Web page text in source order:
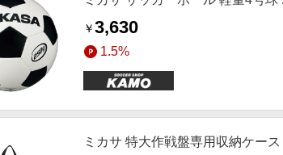
￥3,630
1.5%
ミカサ 特大作戦盤専用収納ケー